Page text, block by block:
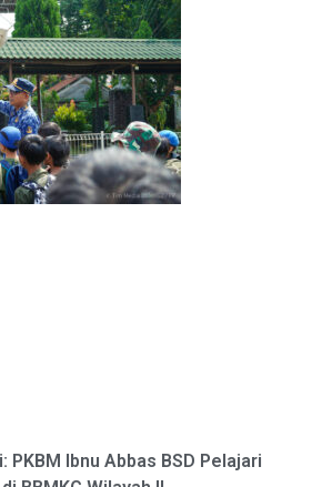
PKBM Ibnu Abbas BSD Pelajari